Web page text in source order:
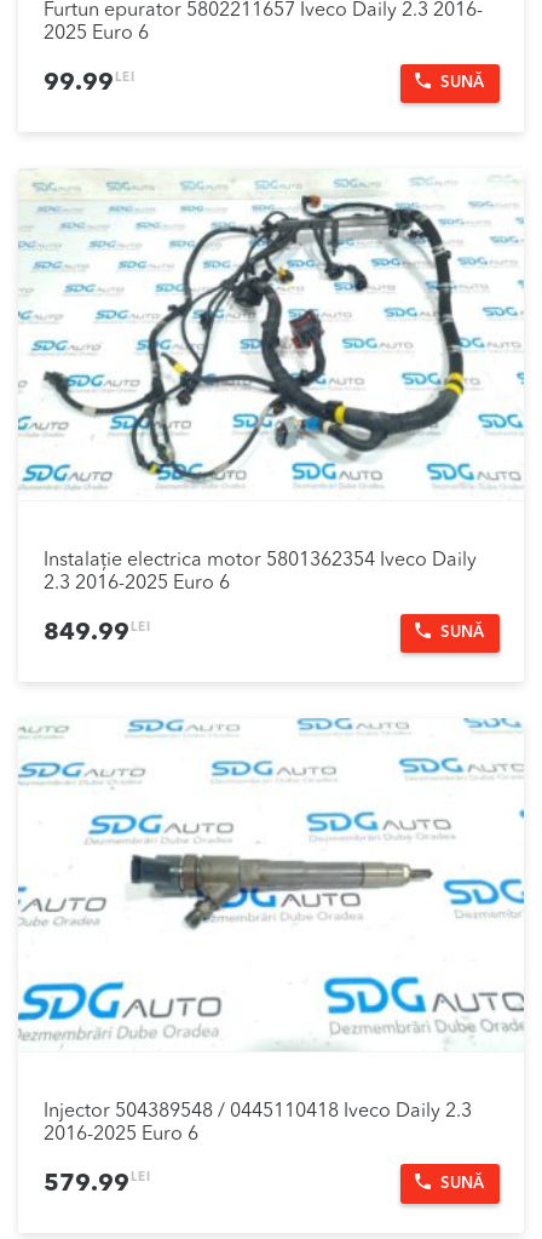
Furtun epurator 5802211657 Iveco Daily 2.3 2016-
2025 Euro 6
99.99 LEI SUNĂ
Instalație electrica motor 5801362354 Iveco Daily
2.3 2016-2025 Euro 6
849.99 LEI SUNĂ
Injector 504389548 / 0445110418 Iveco Daily 2.3
2016-2025 Euro 6
579.99 LEI SUNĂ